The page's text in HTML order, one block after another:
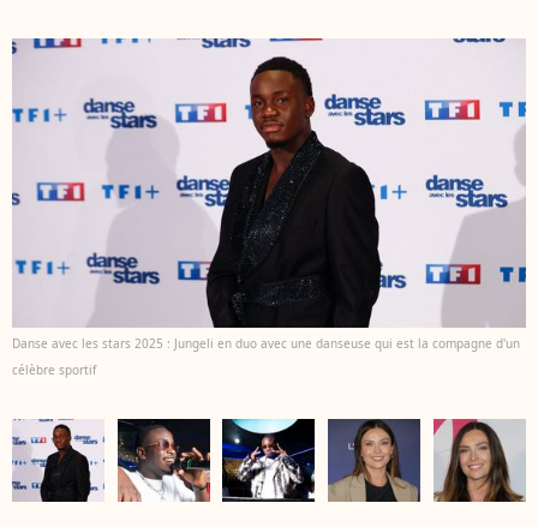
Danse avec les stars 2025 : Jungeli en duo avec une danseuse qui est la compagne d'un
célèbre sportif